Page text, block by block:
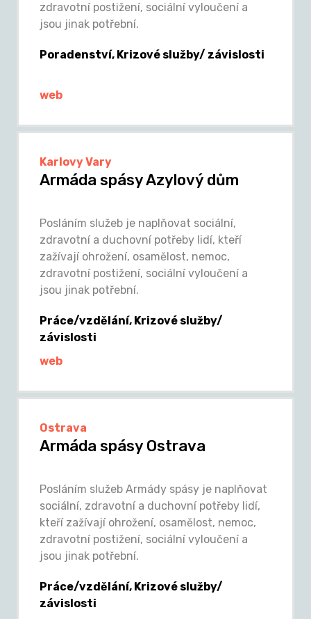
zdravotní postižení, sociální vyloučení a
jsou jinak potřební.
Poradenství, Krizové služby/ závislosti
web
Karlovy Vary
Armáda spásy Azylový dům
Posláním služeb je naplňovat sociální,
zdravotní a duchovní potřeby lidí, kteří
zažívají ohrožení, osamělost, nemoc,
zdravotní postižení, sociální vyloučení a
jsou jinak potřební.
Práce/vzdělání, Krizové služby/
závislosti
web
Ostrava
Armáda spásy Ostrava
Posláním služeb Armády spásy je naplňovat
sociální, zdravotní a duchovní potřeby lidí,
kteří zažívají ohrožení, osamělost, nemoc,
zdravotní postižení, sociální vyloučení a
jsou jinak potřební.
Práce/vzdělání, Krizové služby/
závislosti